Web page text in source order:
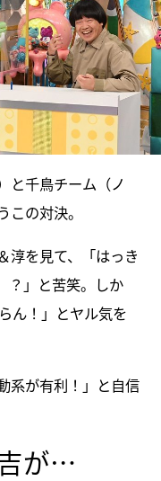
と千鳥チーム（ノ
の対決。
淳を見て、「はっき
？」と苦笑。しか
ん！」とヤル気を
系が有利！」と自信
が…